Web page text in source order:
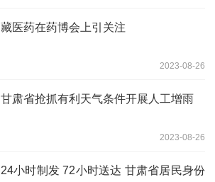
藏医药在药博会上引关注
2023-08-26
甘肃省抢抓有利天气条件开展人工增雨
2023-08-26
24小时制发 72小时送达 甘肃省居民身份